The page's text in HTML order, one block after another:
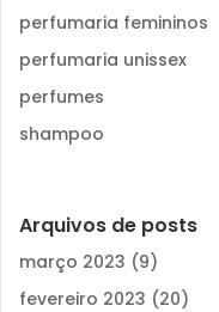
perfumaria femininos
perfumaria unissex
perfumes
shampoo
Arquivos de posts
março 2023 (9)
fevereiro 2023 (20)